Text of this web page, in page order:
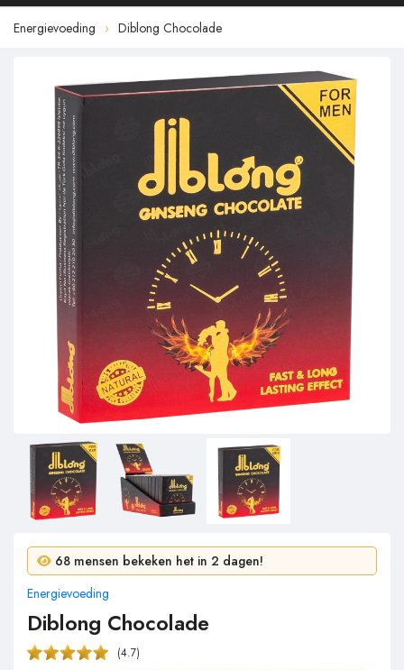
Energievoeding Diblong Chocolade
68 mensen bekeken het in 2 dagen!
Energievoeding
Diblong Chocolade
(4.7)